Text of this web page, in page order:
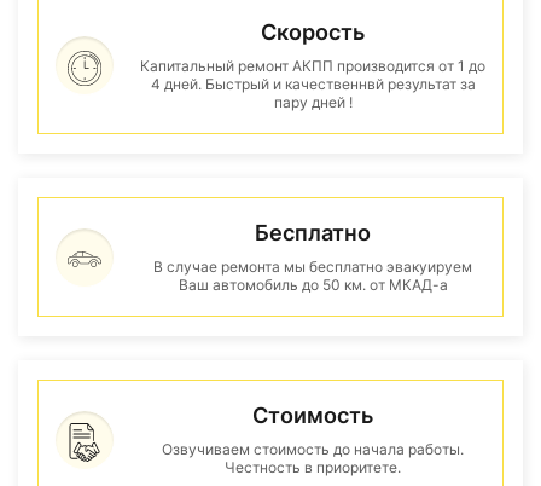
Скорость
Капитальный ремонт АКПП производится от 1 до
4 дней. Быстрый и качественнвй результат за
пару дней !
Бесплатно
В случае ремонта мы бесплатно эвакуируем
Ваш автомобиль до 50 км. от МКАД-а
Стоимость
Озвучиваем стоимость до начала работы.
Честность в приоритете.